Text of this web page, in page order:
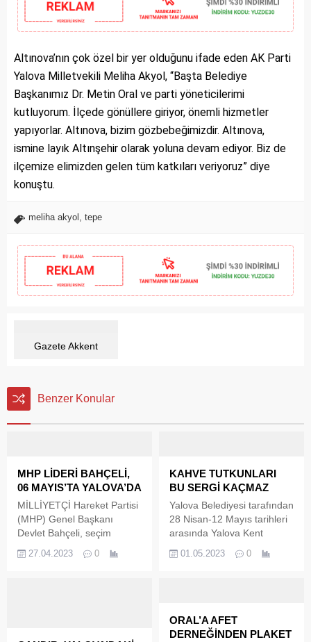
Altınova’nın çok özel bir yer olduğunu ifade eden AK Parti
Yalova Milletvekili Meliha Akyol, “Başta Belediye
Başkanımız Dr. Metin Oral ve parti yöneticilerimi
kutluyorum. İlçede gönüllere giriyor, önemli hizmetler
yapıyorlar. Altınova, bizim gözbebeğimizdir. Altınova,
ismine layık Altınşehir olarak yoluna devam ediyor. Biz de
ilçemize elimizden gelen tüm katkıları veriyoruz” diye
konuştu.
meliha akyol tepe
Gazete Akkent
Benzer Konular
MHP LİDERİ BAHÇELİ,
06 MAYIS’TA YALOVA’DA
MİLLİYETÇİ Hareket Partisi
(MHP) Genel Başkanı
Devlet Bahçeli, seçim
içerisinde 06 Mayıs 2023
27.04.2023 0
KAHVE TUTKUNLARI
BU SERGİ KAÇMAZ
Yalova Belediyesi tarafından
28 Nisan-12 Mayıs tarihleri
arasında Yalova Kent
‘Evimizdeki Kahve Kokusu’
sergisinin açılışını Yalova
Belediye Başkan Yardımcısı
01.05.2023 0
ORAL’A AFET
DERNEĞİNDEN PLAKET